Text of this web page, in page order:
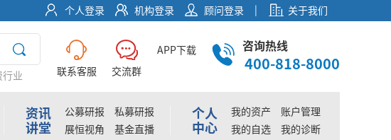
个人登录 机构登录 顾问登录 | 关于我们
业 联系客服 交流群
APP下载 咨询热线
400-818-8000
资讯
讲堂
公募研报
私募研报
展恒视角
基金直播
个人
中心
我的资产
账户管理
我的自选
我的诊断